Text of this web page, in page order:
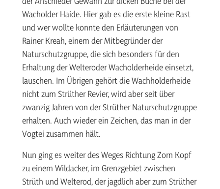
Wacholder Haide. Hier gab es die erste kleine Rast
und wer wollte konnte den Erläuterungen von
Rainer Kreah, einem der Mitbegründer der
Naturschutzgruppe, die sich besonders für den
Erhaltung der Welteroder Wacholderheide einsetzt,
lauschen. Im Übrigen gehört die Wachholderheide
nicht zum Strüther Revier, wird aber seit über
zwanzig Jahren von der Strüther Naturschutzgruppe
erhalten. Auch wieder ein Zeichen, das man in der
Vogtei zusammen hält.
Nun ging es weiter des Weges Richtung Zorn Kopf
zu einem Wildacker, im Grenzgebiet zwischen
Strüth und Welterod, der jagdlich aber zum Strüther